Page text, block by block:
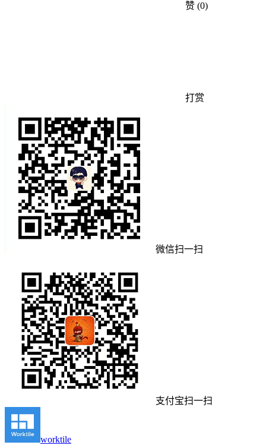
赞 (0)
打赏
微信扫一扫
支付宝扫一扫
worktile